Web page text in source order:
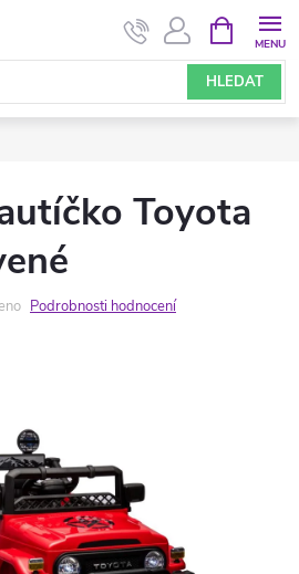
HLEDAT
NÁKUPNÍ
KOŠÍK
Toyota
Podrobnosti hodnocení